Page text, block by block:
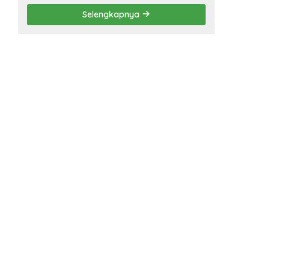
Balinuraga Jadi
‘Penglipuran’ Kedua pada
2027
Selengkapnya